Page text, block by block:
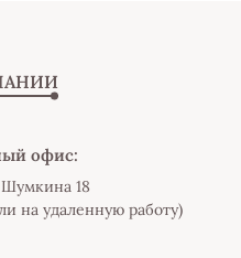
офис:
Шумкина 18
на удаленную работу)